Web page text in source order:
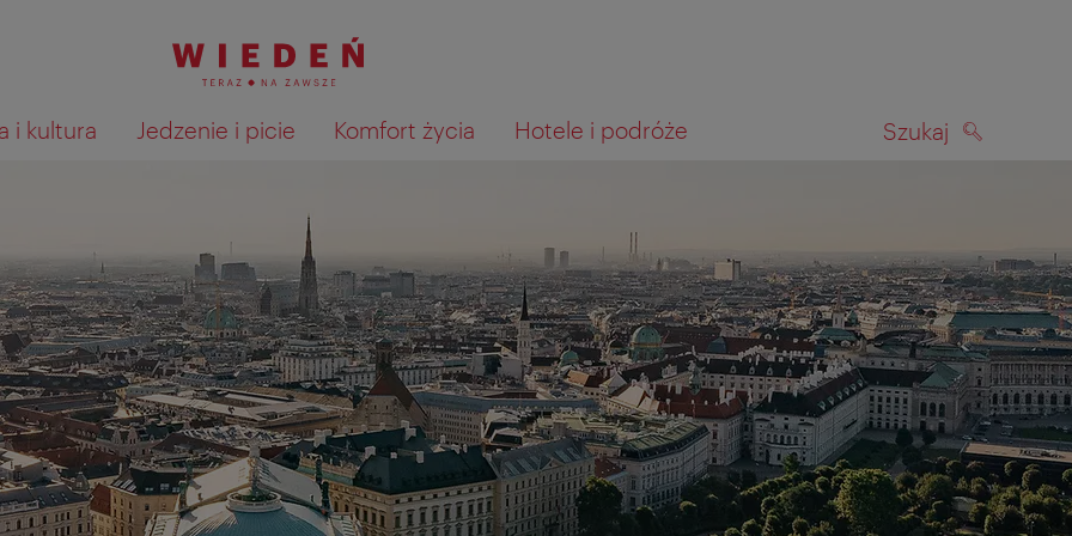
i kultura Jedzenie i picie Komfort życia Hotele i podróże Szukaj